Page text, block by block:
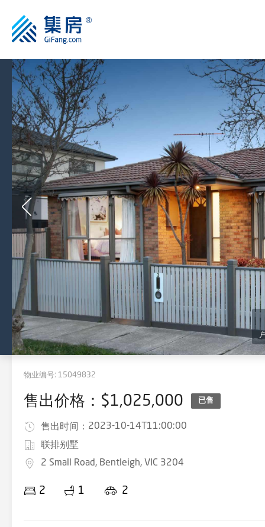
物业编号: 15049832
售出价格：$1,025,000 已售
售出时间： 2023-10-14T11:00:00
联排别墅
2 Small Road, Bentleigh, VIC 3204
2 1 2